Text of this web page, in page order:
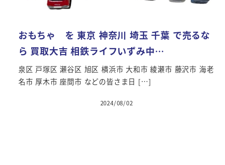
おもちゃ を 東京 神奈川 埼玉 千葉 で売るな
ら 買取大吉 相鉄ライフいずみ中…
泉区 戸塚区 瀬谷区 旭区 横浜市 大和市 綾瀬市 藤沢市 海老
名市 厚木市 座間市 などの皆さま日 […]
2024/08/02